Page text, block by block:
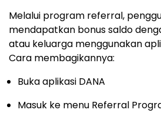
Melalui program referral,
mendapatkan bonus saldo
atau keluarga menggunakan
Cara membagikannya:
Buka aplikasi DANA
Masuk ke menu Referral